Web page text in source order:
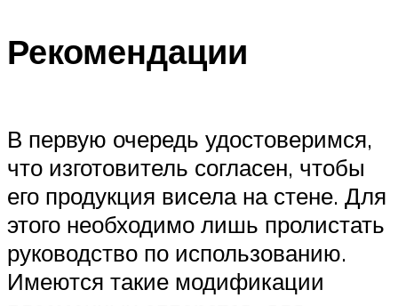
Рекомендации
В первую очередь удостоверимся,
что изготовитель согласен, чтобы
его продукция висела на стене. Для
этого необходимо лишь пролистать
руководство по использованию.
Имеются такие модификации